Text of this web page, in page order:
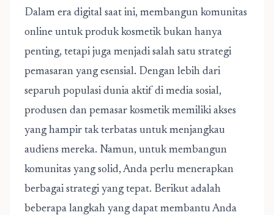
Dalam era digital saat ini, membangun komunitas
online untuk produk kosmetik bukan hanya
penting, tetapi juga menjadi salah satu strategi
pemasaran yang esensial. Dengan lebih dari
separuh populasi dunia aktif di media sosial,
produsen dan pemasar kosmetik memiliki akses
yang hampir tak terbatas untuk menjangkau
audiens mereka. Namun, untuk membangun
komunitas yang solid, Anda perlu menerapkan
berbagai strategi yang tepat. Berikut adalah
beberapa langkah yang dapat membantu Anda